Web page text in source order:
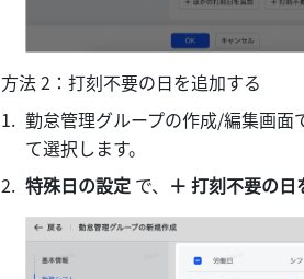
方法 2：打刻不要の日を追加する
勤怠管理グループの作成/編集画面で
て選択します。
特殊日の設定 で、 ＋ 打刻不要の日